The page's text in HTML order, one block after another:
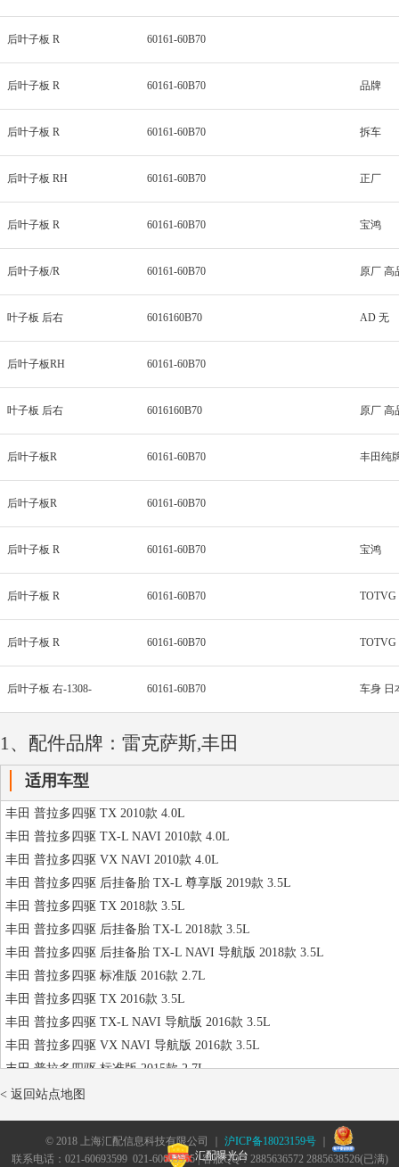
后叶子板 R 60161-60B70
后叶子板 R 60161-60B70 品牌
后叶子板 R 60161-60B70 拆车
后叶子板 RH 60161-60B70 正厂
后叶子板 R 60161-60B70 宝鸿
后叶子板/R 60161-60B70 原厂 高
叶子板 后右 6016160B70 AD 无
后叶子板RH 60161-60B70
叶子板 后右 6016160B70 原厂 高
后叶子板R 60161-60B70 丰田纯
后叶子板R 60161-60B70
后叶子板 R 60161-60B70 宝鸿
后叶子板 R 60161-60B70 TOTVG
后叶子板 R 60161-60B70 TOTVG
后叶子板 右-1308- 60161-60B70 车身 日
1、配件品牌：雷克萨斯,丰田
适用车型
丰田 普拉多四驱 TX 2010款 4.0L
丰田 普拉多四驱 TX-L NAVI 2010款 4.0L
丰田 普拉多四驱 VX NAVI 2010款 4.0L
丰田 普拉多四驱 后挂备胎 TX-L 尊享版 2019款 3.5L
丰田 普拉多四驱 TX 2018款 3.5L
丰田 普拉多四驱 后挂备胎 TX-L 2018款 3.5L
丰田 普拉多四驱 后挂备胎 TX-L NAVI 导航版 2018款 3.5L
丰田 普拉多四驱 标准版 2016款 2.7L
丰田 普拉多四驱 TX 2016款 3.5L
丰田 普拉多四驱 TX-L NAVI 导航版 2016款 3.5L
丰田 普拉多四驱 VX NAVI 导航版 2016款 3.5L
丰田 普拉多四驱 标准版 2015款 2.7L
丰田 普拉多四驱 TX 2014款 4.0L
丰田 普拉多四驱 VX NAVI 导航版 2014款 4.0L
丰田 普拉多四驱 标准型 2010款 2.7L
< 返回站点地图
© 2018 上海汇配信息科技有限公司 ｜ 沪ICP备18023159号｜
汇配曝光台
联系电话：021-60693599 021-60693555 | 客服QQ：2885636572 2885638526(已满)